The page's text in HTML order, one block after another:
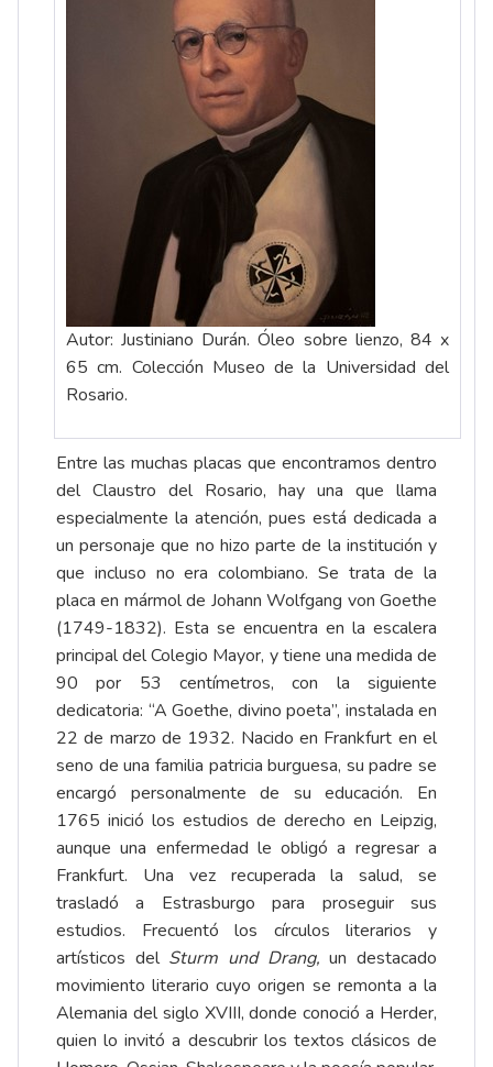
Autor: Justiniano Durán. Óleo sobre lienzo, 84 x
65 cm. Colección Museo de la Universidad del
Rosario.
Entre las muchas placas que encontramos dentro
del Claustro del Rosario, hay una que llama
especialmente la atención, pues está dedicada a
un personaje que no hizo parte de la institución y
que incluso no era colombiano. Se trata de la
placa en mármol de Johann Wolfgang von Goethe
(1749-1832). Esta se encuentra en la escalera
principal del Colegio Mayor, y tiene una medida de
90 por 53 centímetros, con la siguiente
dedicatoria: “A Goethe, divino poeta”, instalada en
22 de marzo de 1932. Nacido en Frankfurt en el
seno de una familia patricia burguesa, su padre se
encargó personalmente de su educación. En
1765 inició los estudios de derecho en Leipzig,
aunque una enfermedad le obligó a regresar a
Frankfurt. Una vez recuperada la salud, se
trasladó a Estrasburgo para proseguir sus
estudios. Frecuentó los círculos literarios y
artísticos del Sturm und Drang,un destacado
movimiento literario cuyo origen se remonta a la
Alemania del siglo XVIII, donde conoció a Herder,
quien lo invitó a descubrir los textos clásicos de